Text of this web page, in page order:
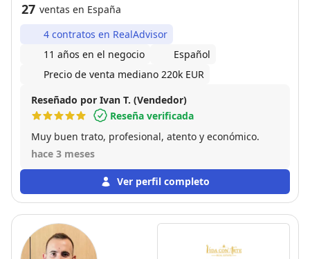
27 ventas en España
4 contratos en RealAdvisor
11 años en el negocio
Español
Precio de venta mediano 220k EUR
Reseñado por Ivan T. (Vendedor)
Reseña verificada
Muy buen trato, profesional, atento y económico.
hace 3 meses
Ver perfil completo